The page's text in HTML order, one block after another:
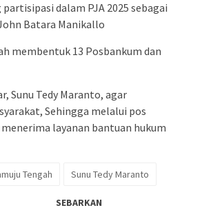
dalam PJA 2025 sebagai
Batara Manikallo
membentuk 13 Posbankum dan
Sunu Tedy Maranto, agar
Sehingga melalui pos
layanan bantuan hukum
Tengah Sunu Tedy Maranto
SEBARKAN